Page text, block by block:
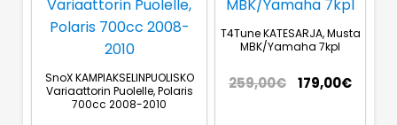
SnoX KAMPIAKSELINPUOLISKO
Variaattorin Puolelle, Polaris
700cc 2008-2010
T4Tune KATESARJA, Musta
MBK/Yamaha 7kpl
259,00€ 179,00€